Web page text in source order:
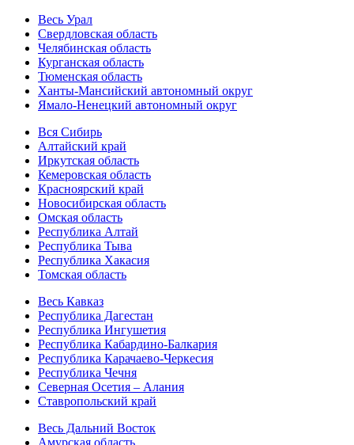
Весь Урал
Свердловская область
Челябинская область
Курганская область
Тюменская область
Ханты-Мансийский автономный округ
Ямало-Ненецкий автономный округ
Вся Сибирь
Алтайский край
Иркутская область
Кемеровская область
Красноярский край
Новосибирская область
Омская область
Республика Алтай
Республика Тыва
Республика Хакасия
Томская область
Весь Кавказ
Республика Дагестан
Республика Ингушетия
Республика Кабардино-Балкария
Республика Карачаево-Черкесия
Республика Чечня
Северная Осетия – Алания
Ставропольский край
Весь Дальний Восток
Амурская область